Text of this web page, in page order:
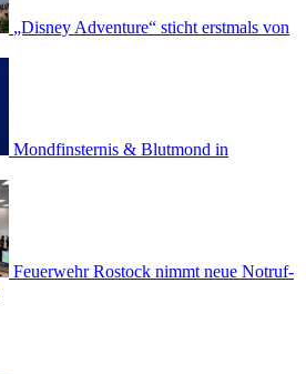
„Disney Adventure“ sticht erstmals von
Mondfinsternis & Blutmond in
Feuerwehr Rostock nimmt neue Notruf-